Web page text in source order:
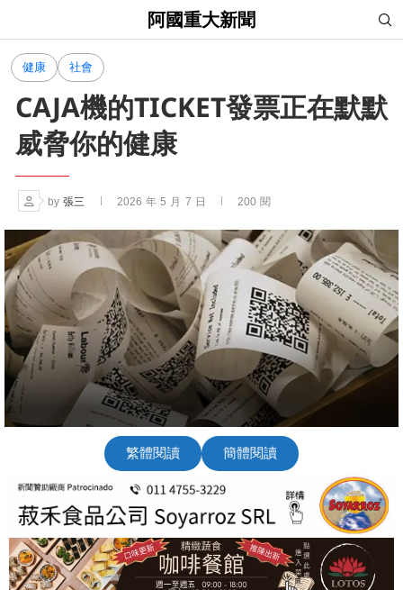
阿國重大新聞
健康 社會
CAJA機的TICKET發票正在默默
威脅你的健康
by張三 2026 年 5 月 7 日 200 閱
繁體閱讀 簡體閱讀